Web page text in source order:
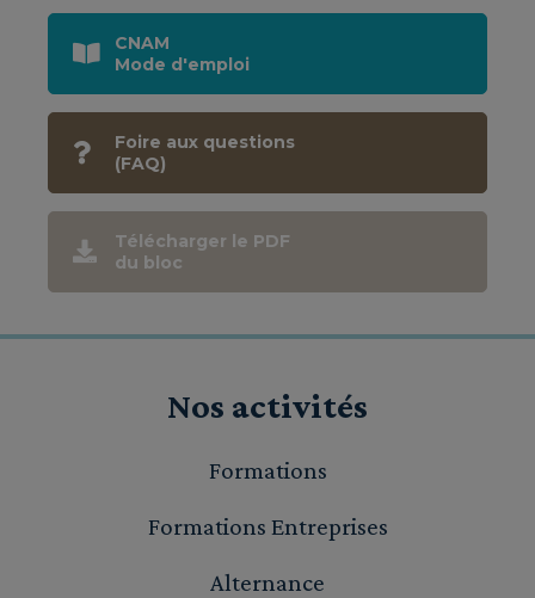
CNAM
Mode d'emploi
Foire aux questions
(FAQ)
Télécharger le PDF
du bloc
Nos activités
Formations
Formations Entreprises
Alternance